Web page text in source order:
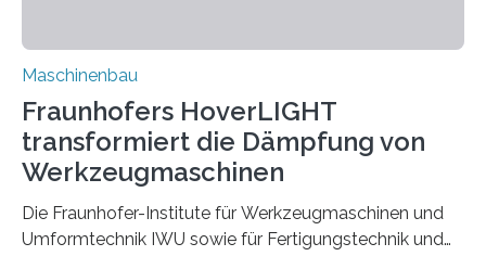
Maschinenbau
Fraunhofers HoverLIGHT
transformiert die Dämpfung von
Werkzeugmaschinen
Die Fraunhofer-Institute für Werkzeugmaschinen und
Umformtechnik IWU sowie für Fertigungstechnik und